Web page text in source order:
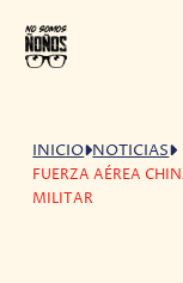
INICIO NOTICIAS
FUERZA AÉREA
MILITAR